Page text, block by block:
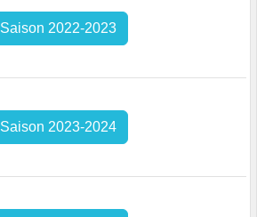
Saison 2022-2023
Saison 2023-2024